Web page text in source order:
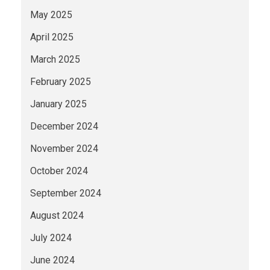
May 2025
April 2025
March 2025
February 2025
January 2025
December 2024
November 2024
October 2024
September 2024
August 2024
July 2024
June 2024